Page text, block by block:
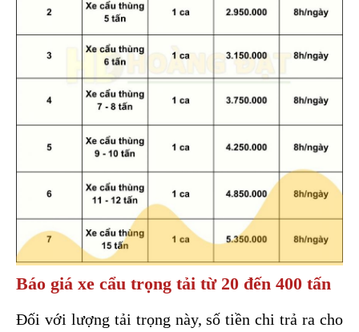
Báo giá xe cẩu trọng tải từ 20 đến 400 tấn
Đối với lượng tải trọng này, số tiền chi trả ra cho